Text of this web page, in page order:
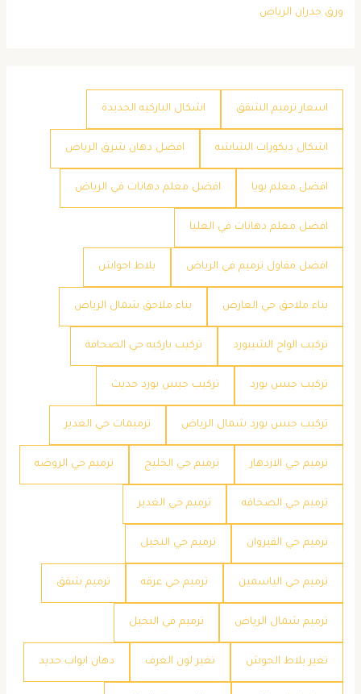
ورق جدران الرياض
اسعار ترميم الشقق اشكال الباركيه الجديدة
اشكال ديكورات الشاشه افضل دهان شرق الرياض
افضل معلم بويا افضل معلم دهانات في الرياض
افضل معلم دهانات في العليا
افضل مقاول ترميم في الرياض بلاط احواش
بناء ملاحق حي العارض بناء ملاحق شمال الرياض
تركيب الواح الشيبورد تركيب باركيه حي الصحافة
تركيب جبس بورد تركيب جبس بورد حديث
تركيب جبس بورد شمال الرياض ترميمات حي الغدير
ترميم حي الازدهار ترميم حي الخليج ترميم حي الروضه
ترميم حي الصحافه ترميم حي الغدير
ترميم حي القيروان ترميم حي النخيل
ترميم حي الياسمين ترميم حي عرقه ترميم شقق
ترميم شمال الرياض ترميم في النخيل
تغير بلاط الحوش تغير لون الغرف دهان ابواب حديد